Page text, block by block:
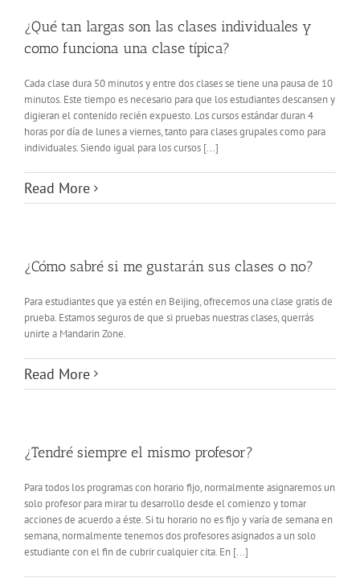
¿Qué tan largas son las clases individuales y
como funciona una clase típica?
Cada clase dura 50 minutos y entre dos clases se tiene una pausa de 10
minutos. Este tiempo es necesario para que los estudiantes descansen y
digieran el contenido recién expuesto. Los cursos estándar duran 4
horas por día de lunes a viernes, tanto para clases grupales como para
individuales. Siendo igual para los cursos [...]
Read More
¿Cómo sabré si me gustarán sus clases o no?
Para estudiantes que ya estén en Beijing, ofrecemos una clase gratis de
prueba. Estamos seguros de que si pruebas nuestras clases, querrás
unirte a Mandarin Zone.
Read More
¿Tendré siempre el mismo profesor?
Para todos los programas con horario fijo, normalmente asignaremos un
solo profesor para mirar tu desarrollo desde el comienzo y tomar
acciones de acuerdo a éste. Si tu horario no es fijo y varía de semana en
semana, normalmente tenemos dos profesores asignados a un solo
estudiante con el fin de cubrir cualquier cita. En [...]